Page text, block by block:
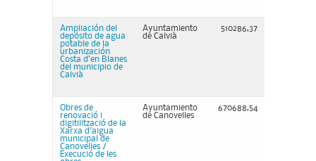
Ampliación del
depósito de agua
potable de la
urbanización
Costa d’en Blanes
del municipio de
Calvià
Ayuntamiento
de Calvià
510286,37
Obres de
renovació i
digitilització de la
Xarxa d'aigua
municipal de
Canovelles /
Execució de les
Ayuntamiento
de Canovelles
670688,54